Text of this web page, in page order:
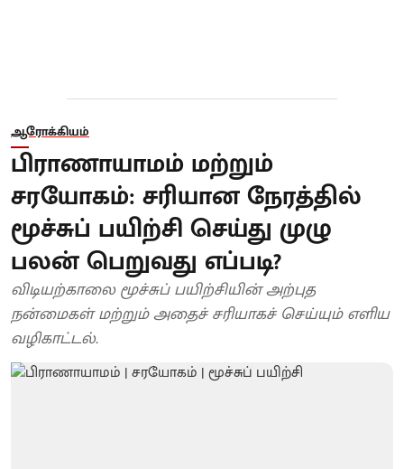
ஆரோக்கியம்
பிராணாயாமம் மற்றும்
சரயோகம்: சரியான நேரத்தில்
மூச்சுப் பயிற்சி செய்து முழு
பலன் பெறுவது எப்படி?
விடியற்காலை மூச்சுப் பயிற்சியின் அற்புத
நன்மைகள் மற்றும் அதைச் சரியாகச் செய்யும் எளிய
வழிகாட்டல்.